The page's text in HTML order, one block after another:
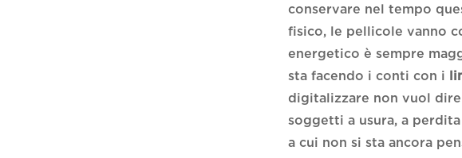
conservare nel tempo
fisico, le pellicole vanno
energetico è sempre
sta facendo i conti con i
digitalizzare non vuol
soggetti a usura, a
a cui non si sta ancora